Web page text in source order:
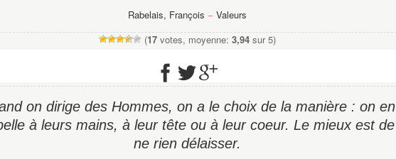
Rabelais, François − Valeurs
(17votes, moyenne: 3,94sur 5)
on dirige des Hommes, on a le choix de la manière : on en
à leurs mains, à leur tête ou à leur coeur. Le mieux est de
ne rien délaisser.